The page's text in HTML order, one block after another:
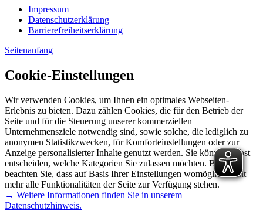
Impressum
Datenschutzerklärung
Barrierefreiheitserklärung
Seitenanfang
Cookie-Einstellungen
Wir verwenden Cookies, um Ihnen ein optimales Webseiten-
Erlebnis zu bieten. Dazu zählen Cookies, die für den Betrieb der
Seite und für die Steuerung unserer kommerziellen
Unternehmensziele notwendig sind, sowie solche, die lediglich zu
anonymen Statistikzwecken, für Komforteinstellungen oder zur
Anzeige personalisierter Inhalte genutzt werden. Sie können selbst
entscheiden, welche Kategorien Sie zulassen möchten. Bitte
beachten Sie, dass auf Basis Ihrer Einstellungen womöglich nicht
mehr alle Funktionalitäten der Seite zur Verfügung stehen.
→ Weitere Informationen finden Sie in unserem
Datenschutzhinweis.